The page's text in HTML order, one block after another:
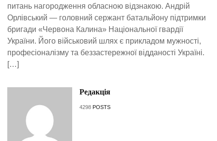
питань нагородження обласною відзнакою. Андрій
Орлівський — головний сержант батальйону підтримки
бригади «Червона Калина» Національної гвардії
України. Його військовий шлях є прикладом мужності,
професіоналізму та беззастережної відданості Україні.
[…]
Редакція
4298 POSTS